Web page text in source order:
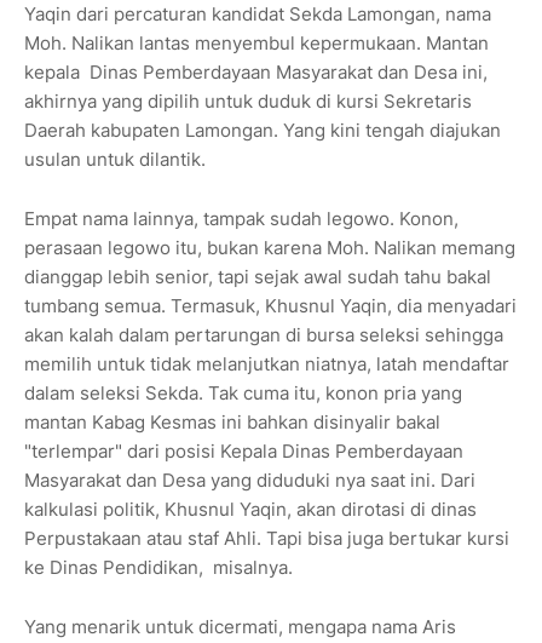
Yaqin dari percaturan kandidat Sekda Lamongan, nama
Moh. Nalikan lantas menyembul kepermukaan. Mantan
kepala Dinas Pemberdayaan Masyarakat dan Desa ini,
akhirnya yang dipilih untuk duduk di kursi Sekretaris
Daerah kabupaten Lamongan. Yang kini tengah diajukan
usulan untuk dilantik.
Empat nama lainnya, tampak sudah legowo. Konon,
perasaan legowo itu, bukan karena Moh. Nalikan memang
dianggap lebih senior, tapi sejak awal sudah tahu bakal
tumbang semua. Termasuk, Khusnul Yaqin, dia menyadari
akan kalah dalam pertarungan di bursa seleksi sehingga
memilih untuk tidak melanjutkan niatnya, latah mendaftar
dalam seleksi Sekda. Tak cuma itu, konon pria yang
mantan Kabag Kesmas ini bahkan disinyalir bakal
"terlempar" dari posisi Kepala Dinas Pemberdayaan
Masyarakat dan Desa yang diduduki nya saat ini. Dari
kalkulasi politik, Khusnul Yaqin, akan dirotasi di dinas
Perpustakaan atau staf Ahli. Tapi bisa juga bertukar kursi
ke Dinas Pendidikan, misalnya.
Yang menarik untuk dicermati, mengapa nama Aris